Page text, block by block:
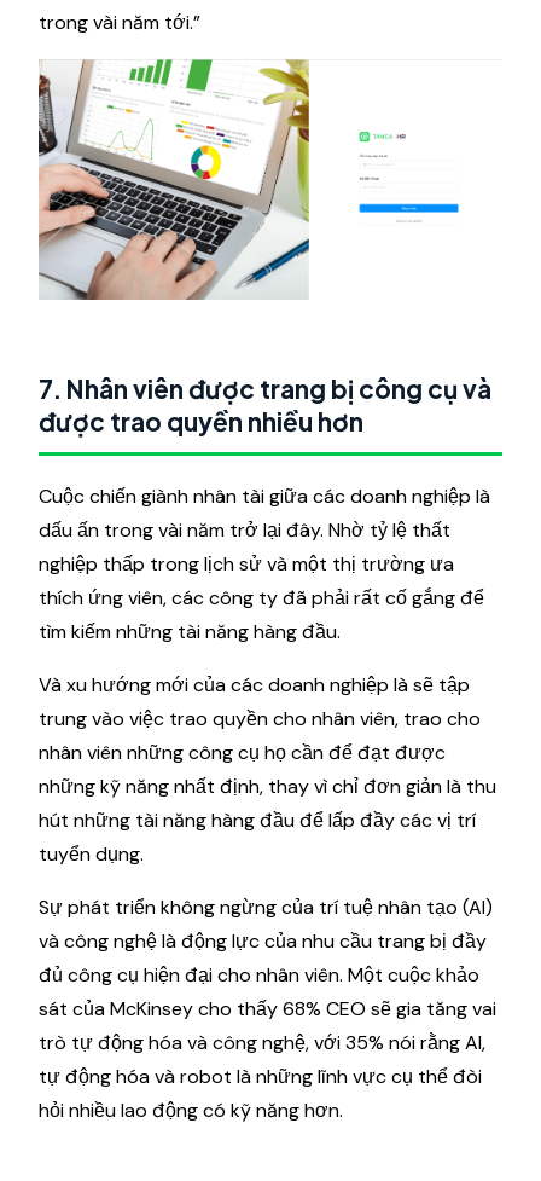
trong vài năm tới.”
7. Nhân viên được trang bị công cụ và
được trao quyền nhiều hơn
Cuộc chiến giành nhân tài giữa các doanh nghiệp là
dấu ấn trong vài năm trở lại đây. Nhờ tỷ lệ thất
nghiệp thấp trong lịch sử và một thị trường ưa
thích ứng viên, các công ty đã phải rất cố gắng để
tìm kiếm những tài năng hàng đầu.
Và xu hướng mới của các doanh nghiệp là sẽ tập
trung vào việc trao quyền cho nhân viên, trao cho
nhân viên những công cụ họ cần để đạt được
những kỹ năng nhất định, thay vì chỉ đơn giản là thu
hút những tài năng hàng đầu để lấp đầy các vị trí
tuyển dụng.
Sự phát triển không ngừng của trí tuệ nhân tạo (AI)
và công nghệ là động lực của nhu cầu trang bị đầy
đủ công cụ hiện đại cho nhân viên. Một cuộc khảo
sát của McKinsey cho thấy 68% CEO sẽ gia tăng vai
trò tự động hóa và công nghệ, với 35% nói rằng AI,
tự động hóa và robot là những lĩnh vực cụ thể đòi
hỏi nhiều lao động có kỹ năng hơn.